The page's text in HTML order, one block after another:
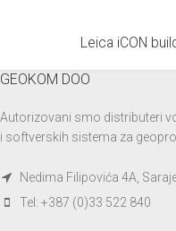
Leica iCON
GEOKOM DOO
Autorizovani smo distributeri
i softverskih sistema za
Nedima Filipovića 4A,
Tel: +387 (0)33 522 840